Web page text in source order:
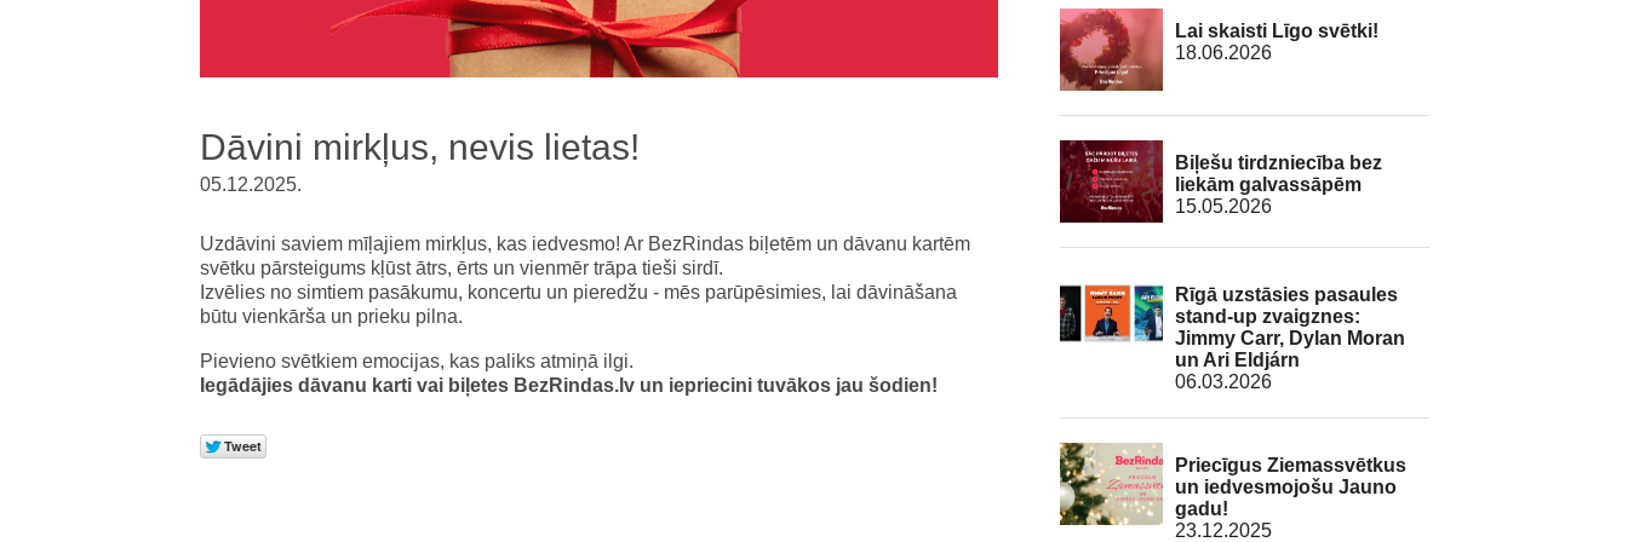
Dāvini mirkļus, nevis lietas!
05.12.2025.
Uzdāvini saviem mīļajiem mirkļus, kas iedvesmo! Ar BezRindas biļetēm un dāvanu kartēm
svētku pārsteigums kļūst ātrs, ērts un vienmēr trāpa tieši sirdī.
Izvēlies no simtiem pasākumu, koncertu un pieredžu - mēs parūpēsimies, lai dāvināšana
būtu vienkārša un prieku pilna.
Pievieno svētkiem emocijas, kas paliks atmiņā ilgi.
Iegādājies dāvanu karti vai biļetes BezRindas.lv un iepriecini tuvākos jau šodien!
Lai skaisti Līgo svētki!
18.06.2026
Biļešu tirdzniecība bez
liekām galvassāpēm
15.05.2026
Rīgā uzstāsies pasaules
stand-up zvaigznes:
Jimmy Carr, Dylan Moran
un Ari Eldjárn
06.03.2026
Priecīgus Ziemassvētkus
un iedvesmojošu Jauno
gadu!
23.12.2025